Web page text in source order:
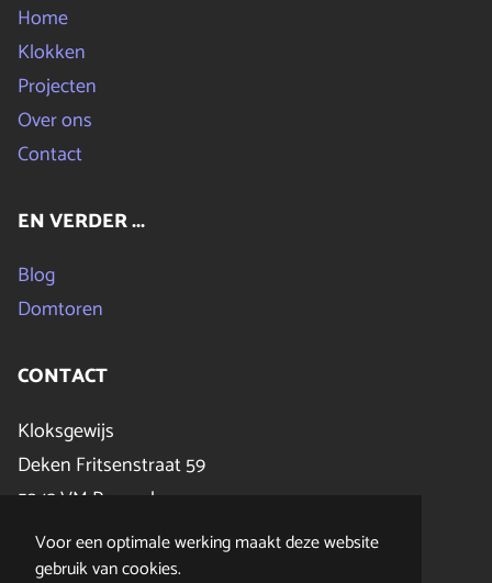
Voor een optimale werking maakt deze website
gebruik van cookies.
Home
Klokken
Projecten
Over ons
Contact
EN VERDER ...
Blog
Domtoren
CONTACT
Kloksgewijs
Deken Fritsenstraat 59
5243 VM Rosmalen
info@kloksgewijs.nl
T:073 851 37 48